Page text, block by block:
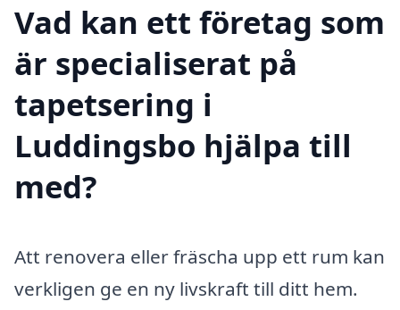
Vad kan ett företag som
är specialiserat på
tapetsering i
Luddingsbo hjälpa till
med?
Att renovera eller fräscha upp ett rum kan
verkligen ge en ny livskraft till ditt hem.